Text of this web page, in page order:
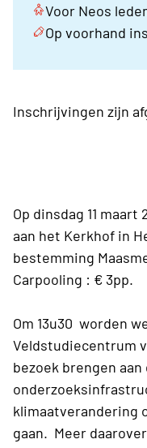
Voor Neos
Op voorhand
Inschrijvingen zijn
Op dinsdag 11
aan het Kerkhof in
bestemming
Carpooling : € 3pp.
Om 13u30 worden
Veldstudiecentrum
bezoek brengen
klimaatverandering
gaan. Meer